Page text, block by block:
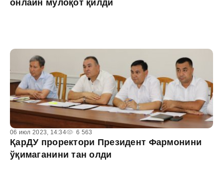
онлайн мулоқот қилди
06 июл 2023, 14:34 6 563
ҚарДУ проректори Президент Фармонини
ўқимаганини тан олди